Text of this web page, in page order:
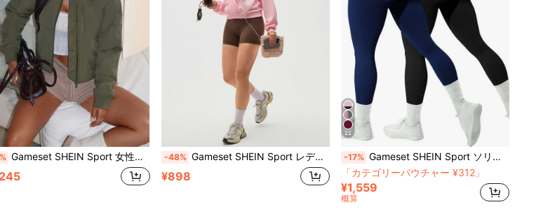
Gameset SHEIN Sport 女性用カジュアル 日常通勤 シンプル 無地 ジップアップ スポーツ パデッドコート、秋冬 -48% Gameset SHEIN Sport レディース アスレチック ピンク ドロップショルダー ルーズ クロスラップ スウェットシャツ、ワークアウトウィメンズトップス
¥898
22
-17% Gameset SHEIN Sport ソリッドカラー ハイウエスト シームレス伸縮性のあるタイトなヨガレギンス
「カテゴリーバウチャー ¥312」
残り 8 点
¥1,559
概算